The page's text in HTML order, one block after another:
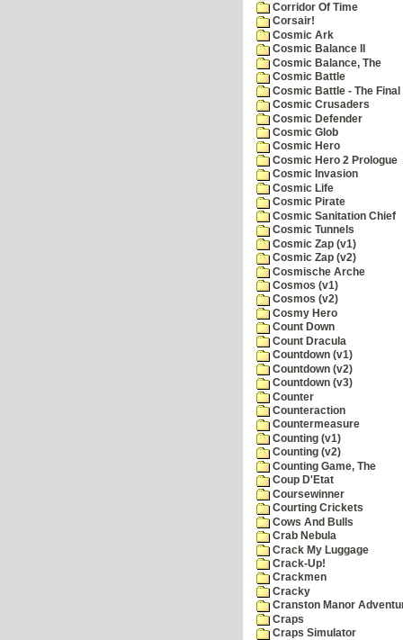
Corridor Of Time
Corsair!
Cosmic Ark
Cosmic Balance II
Cosmic Balance, The
Cosmic Battle
Cosmic Battle - The
Cosmic Crusaders
Cosmic Defender
Cosmic Glob
Cosmic Hero
Cosmic Hero 2 Prologue
Cosmic Invasion
Cosmic Life
Cosmic Pirate
Cosmic Sanitation Chief
Cosmic Tunnels
Cosmic Zap (v1)
Cosmic Zap (v2)
Cosmische Arche
Cosmos (v1)
Cosmos (v2)
Cosmy Hero
Count Down
Count Dracula
Countdown (v1)
Countdown (v2)
Countdown (v3)
Counter
Counteraction
Countermeasure
Counting (v1)
Counting (v2)
Counting Game, The
Coup D'Etat
Coursewinner
Courting Crickets
Cows And Bulls
Crab Nebula
Crack My Luggage
Crack-Up!
Crackmen
Cracky
Cranston Manor
Craps
Craps Simulator